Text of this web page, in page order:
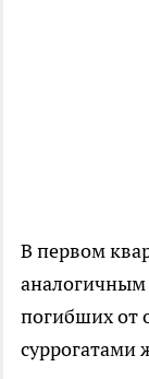
В первом
аналогичным
погибших от
суррогатами